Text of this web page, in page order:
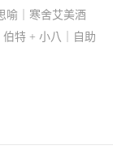
｜寒舍艾美酒
特 + 小八｜自助